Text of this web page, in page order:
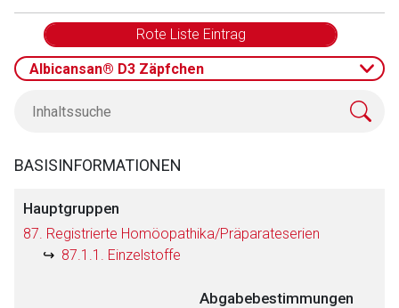
Rote Liste Eintrag
Albicansan® D3 Zäpfchen
BASISINFORMATIONEN
Hauptgruppen
87. Registrierte Homöopathika/Präparateserien
87.1.1. Einzelstoffe
Abgabebestimmungen